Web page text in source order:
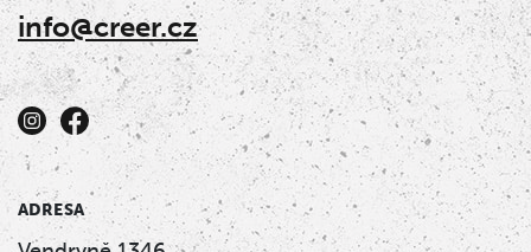
info@creer.cz
ADRESA